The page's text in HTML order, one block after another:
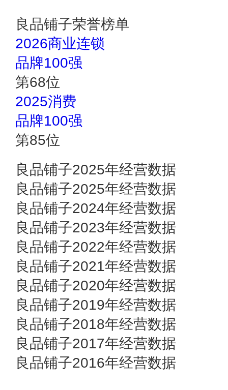
良品铺子荣誉榜单
2026商业连锁
品牌100强
第68位
2025消费
品牌100强
第85位
良品铺子2025年经营数据
良品铺子2025年经营数据
良品铺子2024年经营数据
良品铺子2023年经营数据
良品铺子2022年经营数据
良品铺子2021年经营数据
良品铺子2020年经营数据
良品铺子2019年经营数据
良品铺子2018年经营数据
良品铺子2017年经营数据
良品铺子2016年经营数据